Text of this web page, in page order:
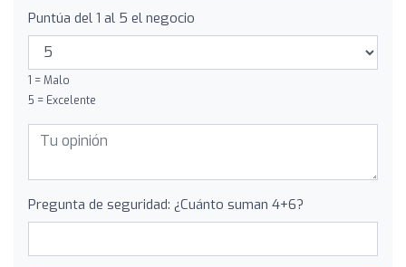
Puntúa del 1 al 5 el negocio
1 = Malo
5 = Excelente
Pregunta de seguridad: ¿Cuánto suman 4+6?